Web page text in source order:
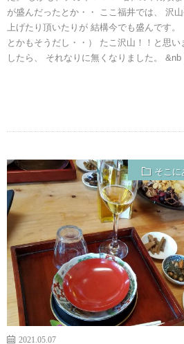
が盛んだったとか・・ ここ福井では、 沢
上げたり頂いたりが 結構今でも盛んです
とかもそうだし・・） たこ沢山！！と思
したら、 それなりに無くなりました。
そこに
郷土料
保存食
2021.05.07